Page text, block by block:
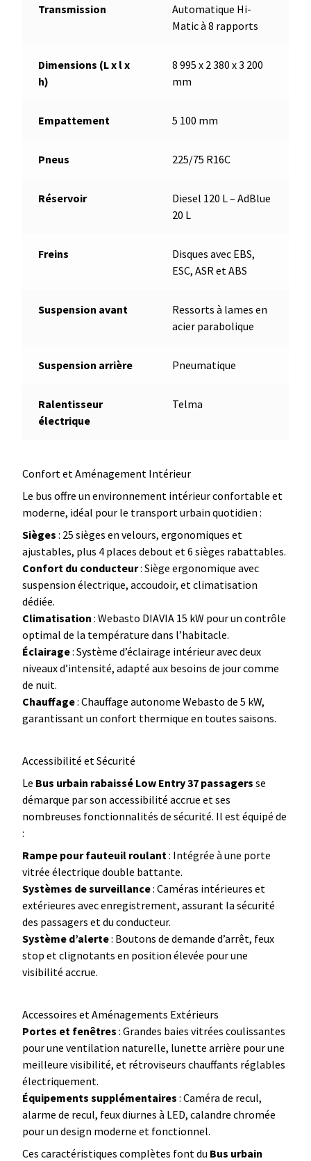
Transmission
Automatique Hi-
Matic à 8 rapports
Dimensions (L x l x
h)
8 995 x 2 380 x 3 200
mm
Empattement 5 100 mm
Pneus 225/75 R16C
Réservoir
Diesel 120 L – AdBlue
20 L
Freins
Disques avec EBS,
ESC, ASR et ABS
Suspension avant
Ressorts à lames en
acier parabolique
Suspension arrière Pneumatique
Ralentisseur
électrique
Telma
Confort et Aménagement Intérieur
Le bus offre un environnement intérieur confortable et
moderne, idéal pour le transport urbain quotidien :
Sièges : 25 sièges en velours, ergonomiques et
ajustables, plus 4 places debout et 6 sièges rabattables.
Confort du conducteur: Siège ergonomique avec
suspension électrique, accoudoir, et climatisation
dédiée.
Climatisation : Webasto DIAVIA 15 kW pour un contrôle
optimal de la température dans l’habitacle.
Éclairage: Système d’éclairage intérieur avec deux
niveaux d’intensité, adapté aux besoins de jour comme
de nuit.
Chauffage: Chauffage autonome Webasto de 5 kW,
garantissant un confort thermique en toutes saisons.
Accessibilité et Sécurité
Le Bus urbain rabaissé Low Entry 37 passagers se
démarque par son accessibilité accrue et ses
nombreuses fonctionnalités de sécurité. Il est équipé de
:
Rampe pour fauteuil roulant : Intégrée à une porte
vitrée électrique double battante.
Systèmes de surveillance: Caméras intérieures et
extérieures avec enregistrement, assurant la sécurité
des passagers et du conducteur.
Système d’alerte: Boutons de demande d’arrêt, feux
stop et clignotants en position élevée pour une
visibilité accrue.
Accessoires et Aménagements Extérieurs
Portes et fenêtres : Grandes baies vitrées coulissantes
pour une ventilation naturelle, lunette arrière pour une
meilleure visibilité, et rétroviseurs chauffants réglables
électriquement.
Équipements supplémentaires : Caméra de recul,
alarme de recul, feux diurnes à LED, calandre chromée
pour un design moderne et fonctionnel.
Ces caractéristiques complètes font du Bus urbain